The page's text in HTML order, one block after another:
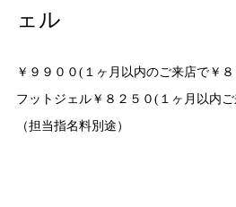
ェル
￥９９００(１ヶ月以内のご来店で￥
フットジェル￥８２５０(１ヶ月以内
（担当指名料別途）